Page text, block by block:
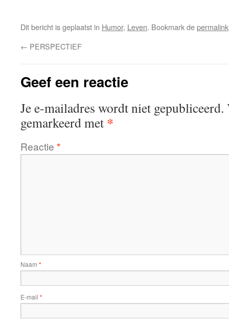
Dit bericht is geplaatst in Humor, Leven. Bookmark depermalink
← PERSPECTIEF
Geef een reactie
Je e-mailadres wordt niet gepubliceerd.
gemarkeerd met *
Reactie *
Naam *
E-mail *